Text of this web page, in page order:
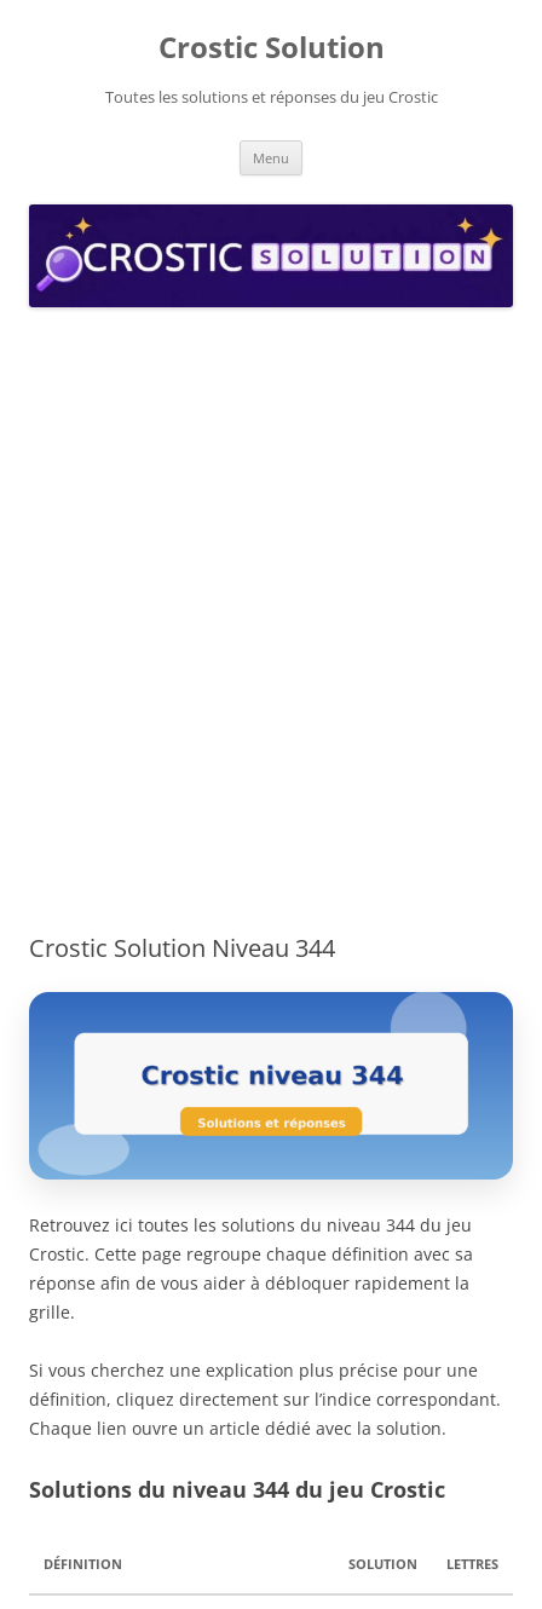
Crostic Solution
Toutes les solutions et réponses du jeu Crostic
Menu
Crostic Solution Niveau 344
Retrouvez ici toutes les solutions du niveau 344 du jeu
Crostic. Cette page regroupe chaque définition avec sa
réponse afin de vous aider à débloquer rapidement la
grille.
Si vous cherchez une explication plus précise pour une
définition, cliquez directement sur l’indice correspondant.
Chaque lien ouvre un article dédié avec la solution.
Solutions du niveau 344 du jeu Crostic
DÉFINITION SOLUTION LETTRES